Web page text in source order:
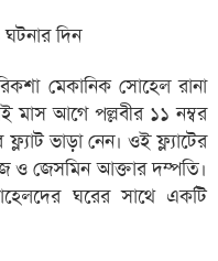
দিন
মেকানিক সোহেল রানা
মাস আগে পল্লবীর ১১ নম্বর
ভাড়া নেন। ওই ফ্ল্যাটের
ও জেসমিন আক্তার দম্পতি।
ঘরের সাথে একটি